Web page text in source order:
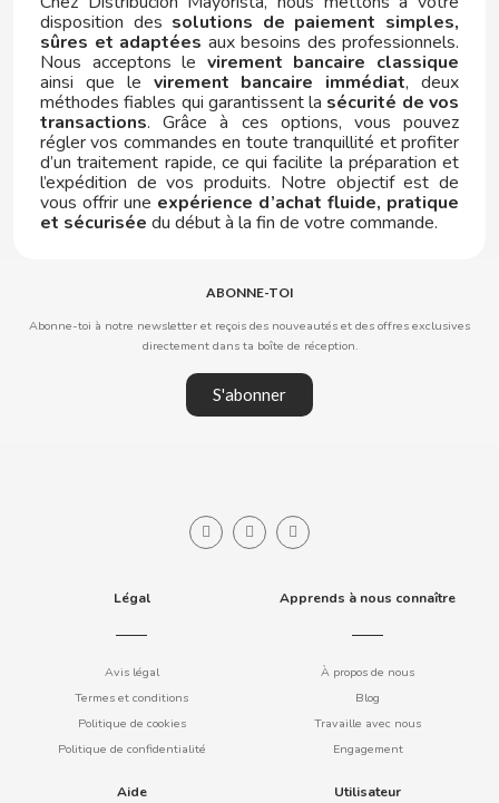
LAYS
LIPTON
LM
LOTTE
LOVE IN THE POCKET
MAMBA
MARS
disposition des solutions de paiement simples,
sûres et adaptées aux besoins des professionnels.
Nous acceptons le virement bancaire classique
ainsi que le virement bancaire immédiat, deux
méthodes fiables qui garantissent la sécurité de vos
transactions. Grâce à ces options, vous pouvez
régler vos commandes en toute tranquillité et profiter
d’un traitement rapide, ce qui facilite la préparation et
l’expédition de vos produits. Notre objectif est de
vous offrir une expérience d’achat fluide, pratique
et sécurisée du début à la fin de votre commande.
ABONNE-TOI
Abonne-toi à notre newsletter et reçois des nouveautés et des offres exclusives
directement dans ta boîte de réception.
S'abonner
Légal
Avis légal
Termes et conditions
Politique de cookies
Politique de confidentialité
Apprends à nous connaître
À propos de nous
Blog
Travaille avec nous
Engagement
Aide Utilisateur